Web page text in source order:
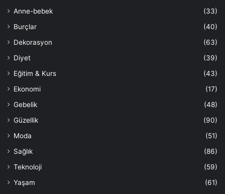
Anne-bebek
(33)
Burçlar
(40)
Dekorasyon
(63)
Diyet
(39)
Eğitim & Kurs
(43)
Ekonomi
(17)
Gebelik
(48)
Güzellik
(90)
Moda
(51)
Sağlık
(86)
Teknoloji
(59)
Yaşam
(61)